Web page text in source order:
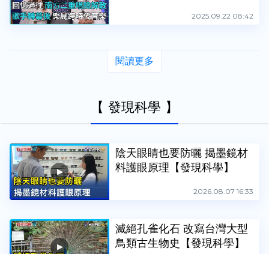
2025.09.22 08:42
閱讀更多
【 發現科學 】
陰天眼睛也要防曬 揭墨鏡材
料護眼原理【發現科學】
2026.08.07 16:33
滅絕孔雀化石 改寫台灣大型
鳥類古生物史【發現科學】